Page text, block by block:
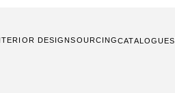
DESIGNSOURCINGCATALOGUES